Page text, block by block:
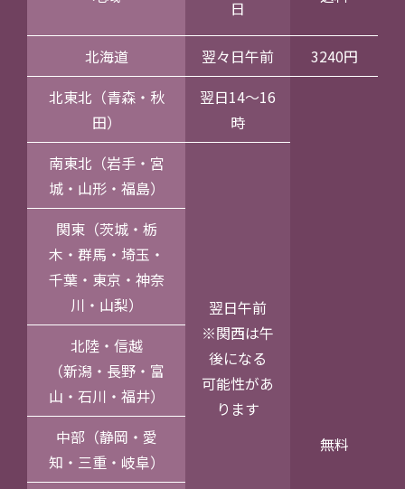
日
北海道 翌々日午前
3240円
北東北（青森・秋
田）
翌日14～16
時
無料
南東北（岩手・宮
城・山形・福島）
翌日午前
※関西は午
後になる
可能性があ
ります
関東（茨城・栃
木・群馬・埼玉・
千葉・東京・神奈
川・山梨）
北陸・信越
（新潟・長野・富
山・石川・福井）
中部（静岡・愛
知・三重・岐阜）